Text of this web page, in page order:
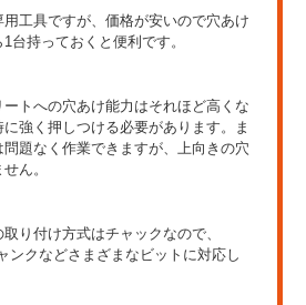
工具ですが、価格が安いので穴あけ
台持っておくと便利です。
トへの穴あけ能力はそれほど高くな
強く押しつける必要があります。ま
題なく作業できますが、上向きの穴
ん。
り付け方式はチャックなので、
ンクなどさまざまなビットに対応し